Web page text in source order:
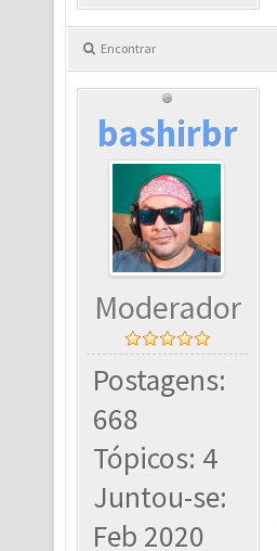
Encontrar
bashirbr
Moderador
Postagens:
668
Tópicos: 4
Juntou-se:
Feb 2020